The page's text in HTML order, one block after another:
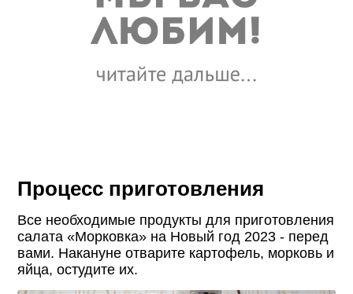
Процесс приготовления
Все необходимые продукты для приготовления
салата «Морковка» на Новый год 2023 - перед
вами. Накануне отварите картофель, морковь и
яйца, остудите их.